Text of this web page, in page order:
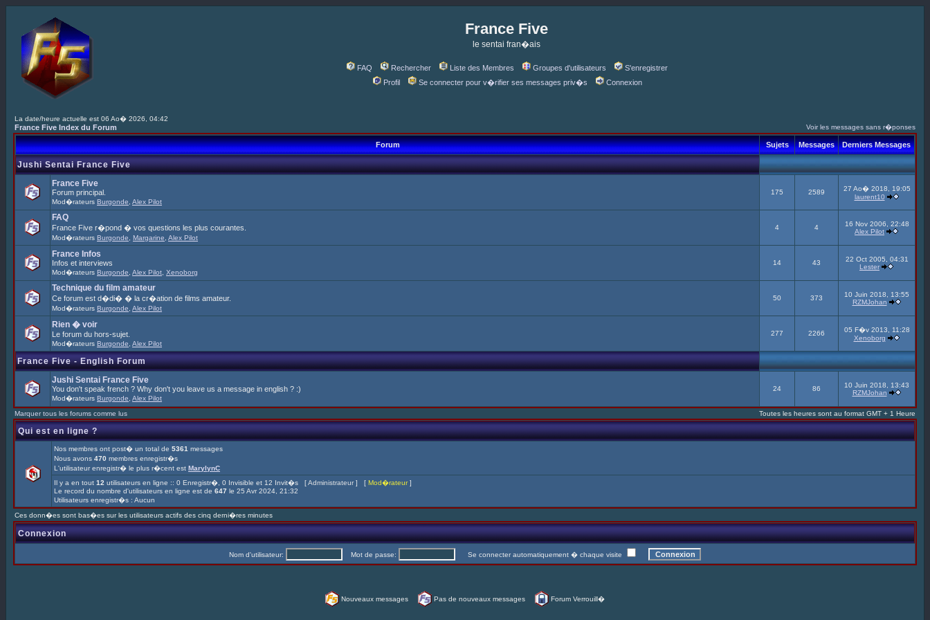
France Five
le sentai fran�ais
FAQ Rechercher Liste des Membres Groupes d'utilisateurs
S'enregistrer
Profil
Se connecter pour v�rifier ses messages priv�s Connexion
La date/heure actuelle est 06 Ao� 2026, 04:42
France Five Index du Forum Voir les messages sans r�ponses
Forum Sujets Messages Derniers Messages
Jushi Sentai France Five
France Five
Forum principal.
Mod�rateurs Burgonde Alex Pilot
175 2589
27 Ao� 2018, 19:05
laurent10
FAQ
France Five r�pond � vos questions les plus courantes.
Mod�rateurs Burgonde Margarine Alex Pilot
4 4
16 Nov 2006, 22:48
Alex Pilot
France Infos
Infos et interviews
Mod�rateurs Burgonde Alex Pilot Xenoborg
14 43
22 Oct 2005, 04:31
Lester
Technique du film amateur
Ce forum est d�di� � la cr�ation de films amateur.
Mod�rateurs Burgonde Alex Pilot
50 373
10 Juin 2018, 13:55
RZMJohan
Rien � voir
Le forum du hors-sujet.
Mod�rateurs Burgonde Alex Pilot
277 2266
05 F�v 2013, 11:28
Xenoborg
France Five - English Forum
Jushi Sentai France Five
You don't speak french ? Why don't you leave us a message in english ? :)
Mod�rateurs Burgonde Alex Pilot
24 86
10 Juin 2018, 13:43
RZMJohan
Marquer tous les forums comme lus Toutes les heures sont au format GMT + 1 Heure
Qui est en ligne ?
Nos membres ont post� un total de 5361 messages
Nous avons 470 membres enregistr�s
L'utilisateur enregistr� le plus r�cent est MarylynC
Il y a en tout 12 utilisateurs en ligne :: 0 Enregistr�, 0 Invisible et 12 Invit�s [Administrateur] [ Mod�rateur]
Le record du nombre d'utilisateurs en ligne est de 647 le 25 Avr 2024, 21:32
Utilisateurs enregistr�s : Aucun
Ces donn�es sont bas�es sur les utilisateurs actifs des cinq derni�res minutes
Connexion
Nom d'utilisateur: Mot de passe: Se connecter automatiquement � chaque visite
Nouveaux messages Pas de nouveaux messages Forum Verrouill�